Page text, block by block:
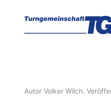
Autor Volker Wilch.